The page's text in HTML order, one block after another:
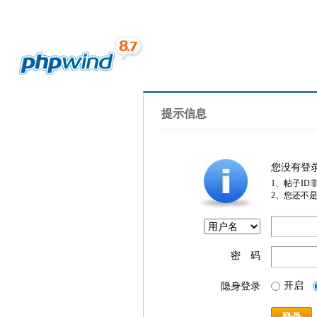
提示信息
您没有登
1、帖子ID
2、您还不
密 码
隐身登录 开启